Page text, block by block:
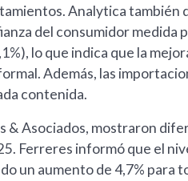
Analytica también
del consumidor medida
lo que indica que la
Además, las
contenida.
& Asociados, mostraron
Ferreres informó que el
un aumento de 4,7% para